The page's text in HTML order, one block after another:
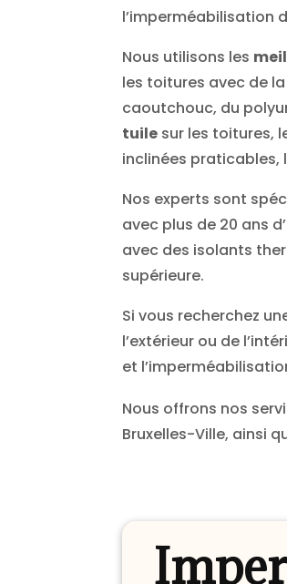
l’imperméabilisation
Nous utilisons les
les toitures avec de la
caoutchouc, du
tuile sur les toitures,
inclinées praticables,
Nos experts sont
avec plus de 20 ans
avec des isolants
supérieure.
Si vous recherchez
l’extérieur ou de
et
Nous offrons nos
Bruxelles-Ville, ainsi